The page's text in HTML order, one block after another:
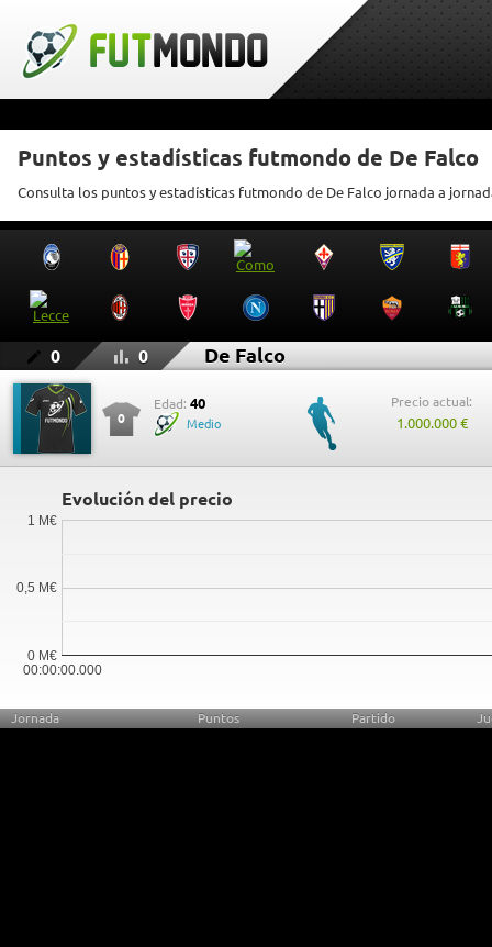
Puntos y estadísticas futmondo de De Falco
Consulta los puntos y estadísticas futmondo de De Falco jornada a
0 0 De Falco
0
Edad: 40
Medio
Precio actual:
1.000.000 €
Evolución del precio
00:00:00.000
0 M€
0,5 M€
1 M€
Jornada Puntos Partido